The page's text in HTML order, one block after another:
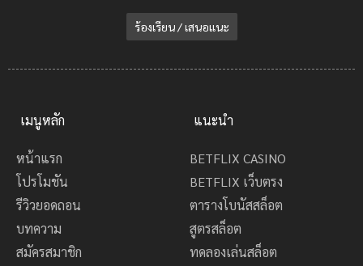
ร้องเรียน / เสนอแนะ
เมนูหลัก
หน้าแรก
โปรโมชัน
รีวิวยอดถอน
บทความ
สมัครสมาชิก
แนะนำ
BETFLIX CASINO
BETFLIX เว็บตรง
ตารางโบนัสสล็อต
สูตรสล็อต
ทดลองเล่นสล็อต